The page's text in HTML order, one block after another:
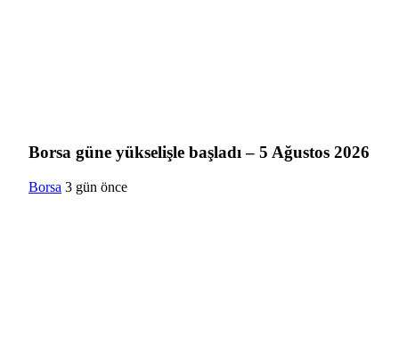
Borsa güne yükselişle başladı – 5 Ağustos 2026
Borsa 3 gün önce